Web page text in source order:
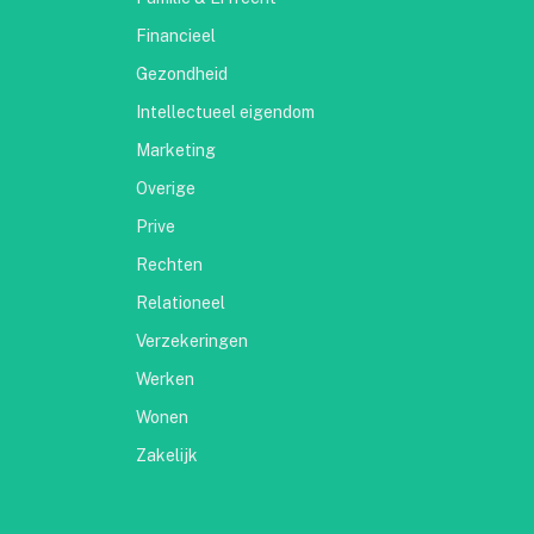
Financieel
Gezondheid
Intellectueel eigendom
Marketing
Overige
Prive
Rechten
Relationeel
Verzekeringen
Werken
Wonen
Zakelijk